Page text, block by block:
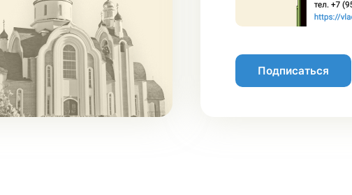
Подписаться